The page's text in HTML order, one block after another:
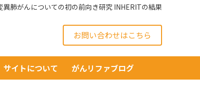
異肺がんについての初の前向き研究 INHERITの結果
お問い合わせはこちら
サイトについて がんリファブログ